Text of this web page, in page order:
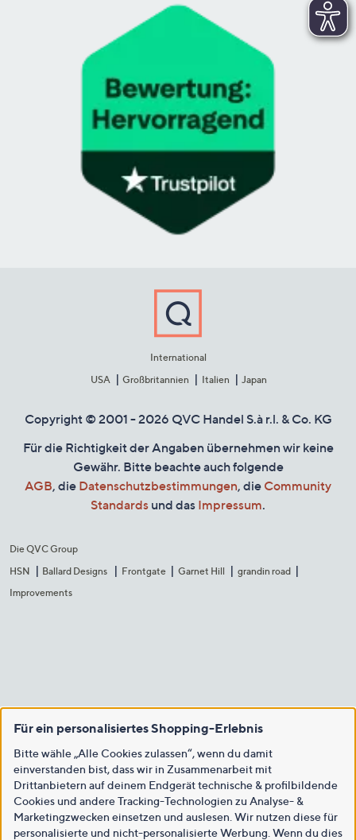
International
USA
Großbritannien Italien Japan
Copyright © 2001 - 2026 QVC Handel S.à r.l. & Co. KG
Für die Richtigkeit der Angaben übernehmen wir keine
Gewähr. Bitte beachte auch folgende
AGB, die Datenschutzbestimmungen, die Community
Standards und das Impressum.
Die QVC Group
HSN
Ballard Designs Frontgate Garnet Hill
grandin road
Improvements
Für ein personalisiertes Shopping-Erlebnis
Bitte wähle „Alle Cookies zulassen“, wenn du damit
einverstanden bist, dass wir in Zusammenarbeit mit
Drittanbietern auf deinem Endgerät technische & profilbildende
Cookies und andere Tracking-Technologien zu Analyse- &
Marketingzwecken einsetzen und auslesen. Wir nutzen diese für
personalisierte und nicht-personalisierte Werbung. Wenn du dies